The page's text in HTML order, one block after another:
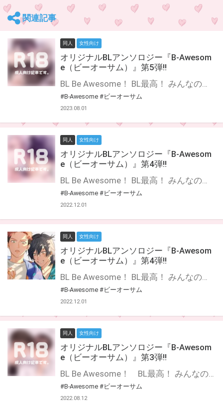
関連記事
同人 女性向け
オリジナルBLアンソロジー『B-Awesom
e（ビーオーサム）』第5弾!!
BL Be Awesome！ BL最高！ みんなの好きを集めたBLアンソロジー『B-Awesome（ビーオーサム）』第5弾登場！ 『ふたりは犬猿の仲』をテーマに、豪華作家陣でお届けします☆ 通販特集ページはこちら！（成年向け） 公式Twitter
#B-Awesome #ビーオーサム
2023.08.01
同人 女性向け
オリジナルBLアンソロジー『B-Awesom
e（ビーオーサム）』第4弾!!
BL Be Awesome！ BL最高！ みんなの好きを集めたBLアンソロジー『B-Awesome（ビーオーサム）』第4弾登場！ 『執着攻め』『はじめての同棲』をテーマに、今回も豪華作家陣でお届けします☆ 通販特集ページはこちら！（成年向け） 公式Twitter
#B-Awesome #ビーオーサム
2022.12.01
同人 女性向け
オリジナルBLアンソロジー『B-Awesom
e（ビーオーサム）』第4弾!!
BL Be Awesome！ BL最高！ みんなの好きを集めたBLアンソロジー『B-Awesome（ビーオーサム）』第4弾登場！ 『はじめての同棲』をテーマに、今回も豪華作家陣でお届けします☆ 通販特集ページはこちら！（一般向け） 公式Twitter
#B-Awesome #ビーオーサム
2022.12.01
同人 女性向け
オリジナルBLアンソロジー『B-Awesom
e（ビーオーサム）』第3弾!!
BL Be Awesome！ BL最高！ みんなの好きを集めたBLアンソロジー『B-Awesome（ビーオーサム）』第3弾登場！ 『両片想い』『抜き合いっこ』をテーマに、今回も豪華作家陣でお届けします☆ 通販特集ページはこちら！（成年向け） 公式Twitter
#B-Awesome #ビーオーサム
2022.08.12